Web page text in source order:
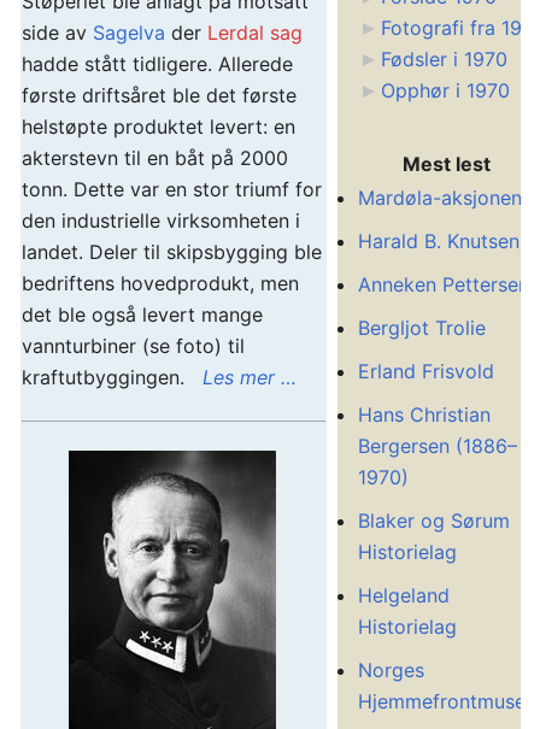
side av Sagelva der Lerdal sag
hadde stått tidligere. Allerede
første driftsåret ble det første
helstøpte produktet levert: en
akterstevn til en båt på 2000
tonn. Dette var en stor triumf for
den industrielle virksomheten i
landet. Deler til skipsbygging ble
bedriftens hovedprodukt, men
det ble også levert mange
vannturbiner (se foto) til
kraftutbyggingen. Les mer …
Fotografi fra
Fødsler i 1970
Opphør i 1970
Mest lest
Mardøla-aksjonen
Harald B. Knutsen
Anneken Pettersen
Bergljot Trolie
Erland Frisvold
Hans Christian
Bergersen (1886–
1970)
Blaker og Sørum
Historielag
Helgeland
Historielag
Norges